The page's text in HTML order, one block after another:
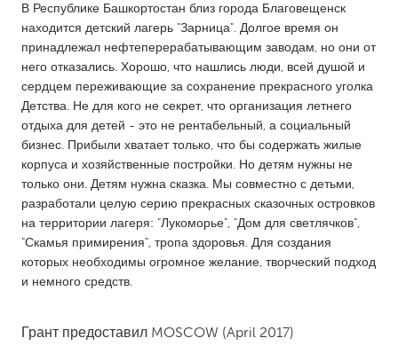
Kingston
Kitchener-Waterloo
New Glasgow
Newmarket
Ottawa
South Shore
Toronto
MALAYSIA
Kuala Lumpur
NETHERLANDS
Leiden
Rotterdam
В Республике Башкортостан близ города Благовещенск
находится детский лагерь "Зарница". Долгое время он
принадлежал нефтеперерабатывающим заводам, но они от
него отказались. Хорошо, что нашлись люди, всей душой и
сердцем переживающие за сохранение прекрасного уголка
Детства. Не для кого не секрет, что организация летнего
отдыха для детей - это не рентабельный, а социальный
бизнес. Прибыли хватает только, что бы содержать жилые
корпуса и хозяйственные постройки. Но детям нужны не
только они. Детям нужна сказка. Мы совместно с детьми,
разработали целую серию прекрасных сказочных островков
на территории лагеря: "Лукоморье", "Дом для светлячков",
"Скамья примирения", тропа здоровья. Для создания
которых необходимы огромное желание, творческий подход
и немного средств.
Грант предоставил MOSCOW (April 2017)